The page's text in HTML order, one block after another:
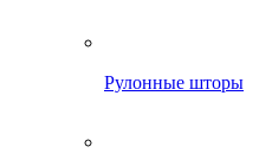
Рулонные шторы